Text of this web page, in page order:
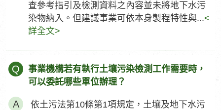
查參考指引及檢測資料之內容並未將地下水污
染物納入。但建議事業可依本身製程特性與...<
詳全文>
Q
事業機構若有執行土壤污染檢測工作需要時，
可以委託哪些單位辦理？
依土污法第10條第1項規定，土壤及地下水污